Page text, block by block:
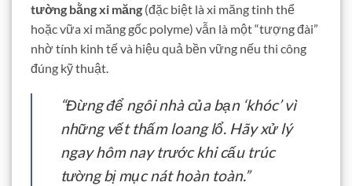
tường bằng xi măng (đặc biệt là xi măng tinh thể
hoặc vữa xi măng gốc polyme) vẫn là một “tượng đài”
nhờ tính kinh tế và hiệu quả bền vững nếu thi công
đúng kỹ thuật.
“Đừng để ngôi nhà của bạn ‘khóc’ vì
những vết thấm loang lổ. Hãy xử lý
ngay hôm nay trước khi cấu trúc
tường bị mục nát hoàn toàn.”